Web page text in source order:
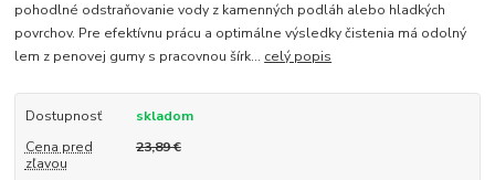
pohodlné odstraňovanie vody z kamenných podláh alebo hladkých
povrchov. Pre efektívnu prácu a optimálne výsledky čistenia má odolný
lem z penovej gumy s pracovnou šírk... celý popis
Dostupnosť
skladom
Cena pred
zľavou
23,89 €